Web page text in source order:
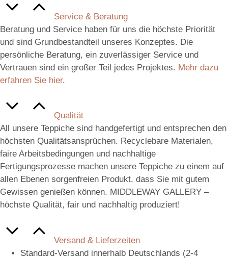
Service & Beratung
Beratung und Service haben für uns die höchste Priorität
und sind Grundbestandteil unseres Konzeptes. Die
persönliche Beratung, ein zuverlässiger Service und
Vertrauen sind ein großer Teil jedes Projektes. Mehr dazu
erfahren Sie hier.
Qualität
All unsere Teppiche sind handgefertigt und entsprechen den
höchsten Qualitätsansprüchen. Recyclebare Materialen,
faire Arbeitsbedingungen und nachhaltige
Fertigungsprozesse machen unsere Teppiche zu einem auf
allen Ebenen sorgenfreien Produkt, dass Sie mit gutem
Gewissen genießen können. MIDDLEWAY GALLERY –
höchste Qualität, fair und nachhaltig produziert!
Versand & Lieferzeiten
Standard-Versand innerhalb Deutschlands (2-4